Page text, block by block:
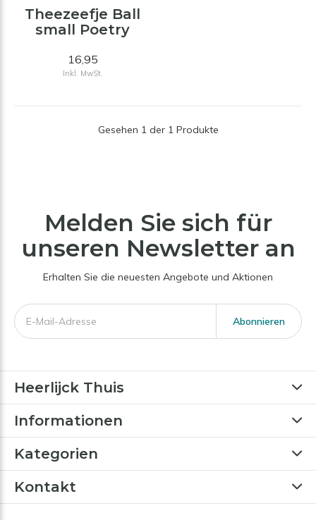
Theezeefje Ball
small Poetry
16,95
Inkl. MwSt.
Gesehen 1 der 1 Produkte
Melden Sie sich für
unseren Newsletter an
Erhalten Sie die neuesten Angebote und Aktionen
Abonnieren
Heerlijck Thuis
Informationen
Kategorien
Kontakt